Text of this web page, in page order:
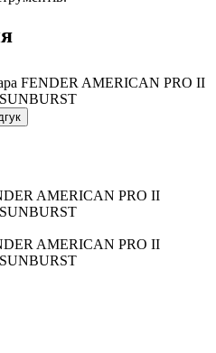
FENDER AMERICAN PRO II
AMERICAN PRO II
AMERICAN PRO II